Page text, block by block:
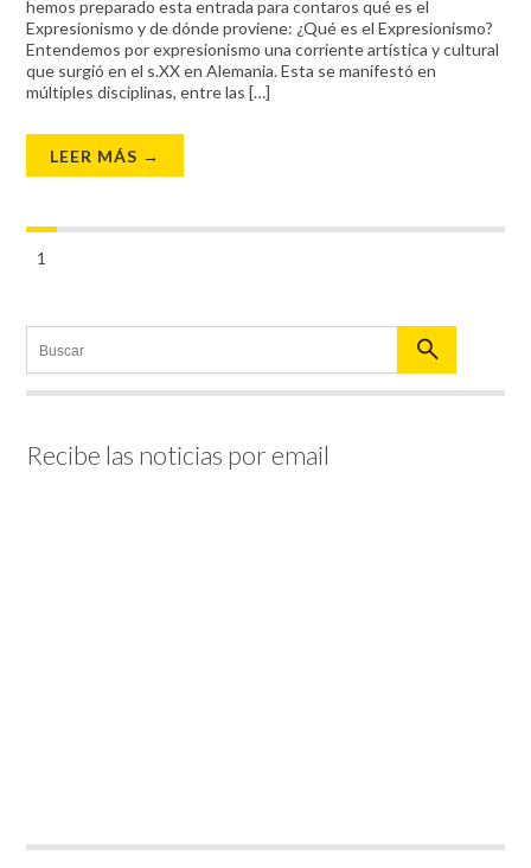
hemos preparado esta entrada para contaros qué es el
Expresionismo y de dónde proviene: ¿Qué es el Expresionismo?
Entendemos por expresionismo una corriente artística y cultural
que surgió en el s.XX en Alemania. Esta se manifestó en
múltiples disciplinas, entre las […]
LEER MÁS →
1
Recibe las noticias por email